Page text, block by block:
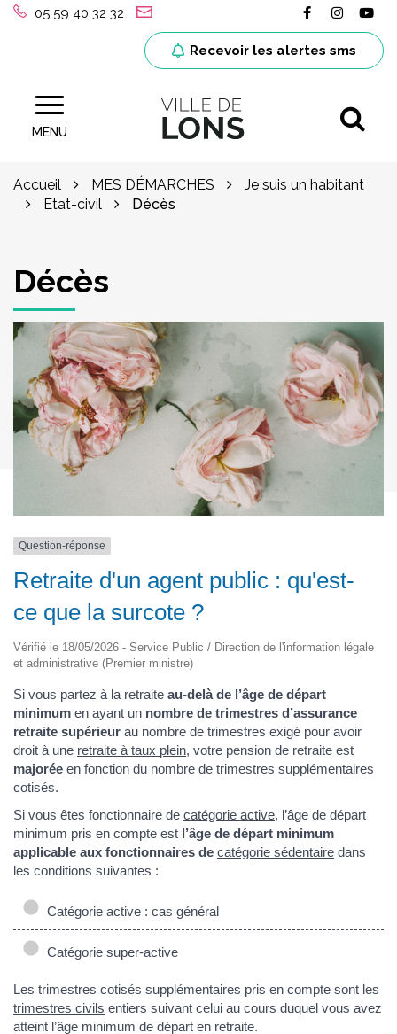
Gestion des traceurs
05 59 40 32 32 Lien vers le
Lien
Recevoir les alertes sms
MENU Site officiel de la ville de Lons (64)
Accueil MES DÉMARCHES
Je suis un habitant
Etat-civil
Décès
Décès
Question-réponse
Retraite d'un agent public : qu'est-
ce que la surcote ?
Vérifié le 18/05/2026 - Service Public / Direction de l'information légale
et administrative (Premier ministre)
Si vous partez à la retraite au-delà de l’âge de départ
minimum en ayant un nombre de trimestres d’assurance
retraite supérieur au nombre de trimestres exigé pour avoir
droit à une retraite à taux plein, votre pension de retraite est
majorée en fonction du nombre de trimestres supplémentaires
cotisés.
Si vous êtes fonctionnaire de catégorie active, l’âge de départ
minimum pris en compte est l’âge de départ minimum
applicable aux fonctionnaires de catégorie sédentaire dans
les conditions suivantes :
Catégorie active : cas général
Catégorie super-active
Les trimestres cotisés supplémentaires pris en compte sont les
trimestres civils entiers suivant celui au cours duquel vous avez
atteint l’âge minimum de départ en retraite.